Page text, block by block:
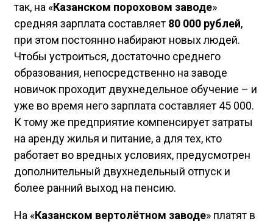
так, на «Казанском пороховом заводе»
средняя зарплата составляет 80 000 рублей,
при этом постоянно набирают новых людей.
Чтобы устроиться, достаточно среднего
образования, непосредственно на заводе
новичок проходит двухнедельное обучение – и
уже во время него зарплата составляет 45 000.
К тому же предприятие компенсирует затраты
на аренду жилья и питание, а для тех, кто
работает во вредных условиях, предусмотрен
дополнительный двухнедельный отпуск и
более ранний выход на пенсию.
На «Казанском вертолётном заводе» платят в